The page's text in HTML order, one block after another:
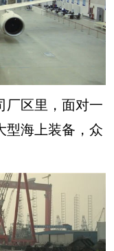
区里，面对一
型海上装备，众